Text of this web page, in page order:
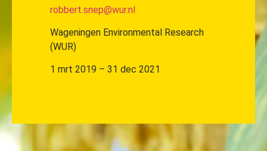
robbert.snep@wur.nl
Wageningen Environmental Research
(WUR)
1 mrt 2019 – 31 dec 2021